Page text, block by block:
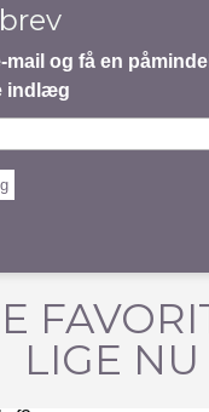
mail og få en
indlæg
LIGE NU